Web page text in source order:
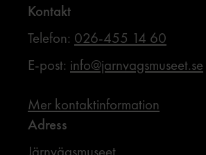
Kontakt
Telefon: 026-455 14 60
E-post: info@jarnvagsmuseet.se
Mer kontaktinformation
Adress
Järnvägsmuseet